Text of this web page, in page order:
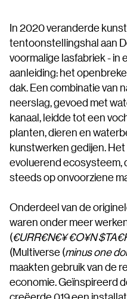
In 2020 veranderde
tentoonstellingshal aan
voormalige lasfabriek - in
aanleiding: het
dak. Een combinatie van
neerslag, gevoed met
kanaal, leidde tot een
planten, dieren en
kunstwerken gedijen.
evoluerend ecosysteem,
steeds op onvoorziene
Onderdeel van de
waren onder meer
(€URR€N€¥ €O¥N
(Multiverse (minus one
maakten gebruik van de
economie. Geïnspireerd
creëerde 019 een